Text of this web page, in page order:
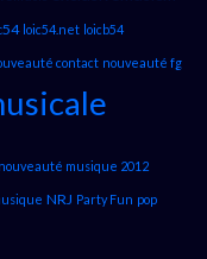
loic54.net loicb54
contact nouveauté fg
nouveauté musique 2012
NRJ Party Fun pop